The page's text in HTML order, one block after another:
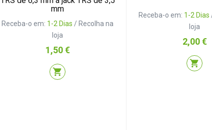
mm
Receba-o em: 1-2 Dias / Recolha na
loja
Preço
1,50 €
shopping_cart
Receba-o em: 1-2 Dias
loja
Preço
2,00 €
shopping_cart